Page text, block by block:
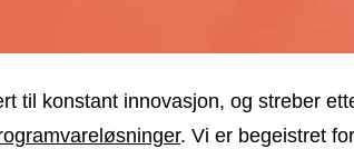
til konstant innovasjon, og streber
. Vi er begeistret